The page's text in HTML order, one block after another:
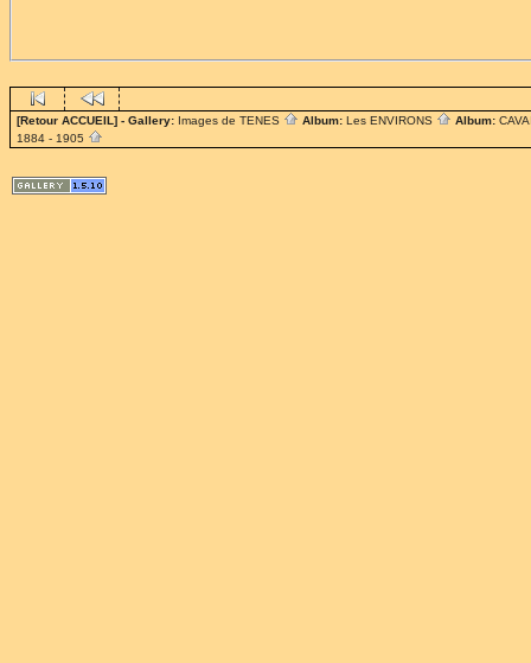
[Retour ACCUEIL] - Gallery: Images de TENES Album: Les ENVIRONS Album:
1884 - 1905